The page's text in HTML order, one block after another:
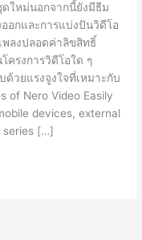
ใหม่นอกจากนี้ยังมีธีม
อกและการแบ่งปันวิดีโอ
ลงปลอดค่าลิขสิทธิ์
ครงการวิดีโอใด ๆ
ด้วยแรงจูงใจที่เหมาะกับ
of Nero Video Easily
devices, external
series […]